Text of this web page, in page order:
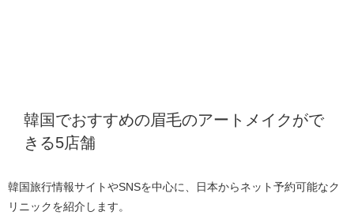
韓国でおすすめの眉毛のアートメイクがで
きる5店舗
韓国旅行情報サイトやSNSを中心に、日本からネット予約可能なク
リニックを紹介します。